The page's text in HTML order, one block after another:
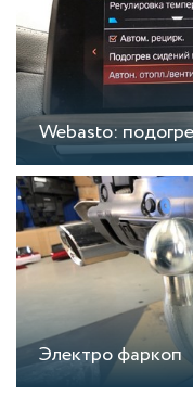
Webasto:
Электро фаркоп